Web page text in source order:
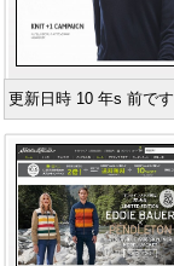
更新日時 10 年s 前です